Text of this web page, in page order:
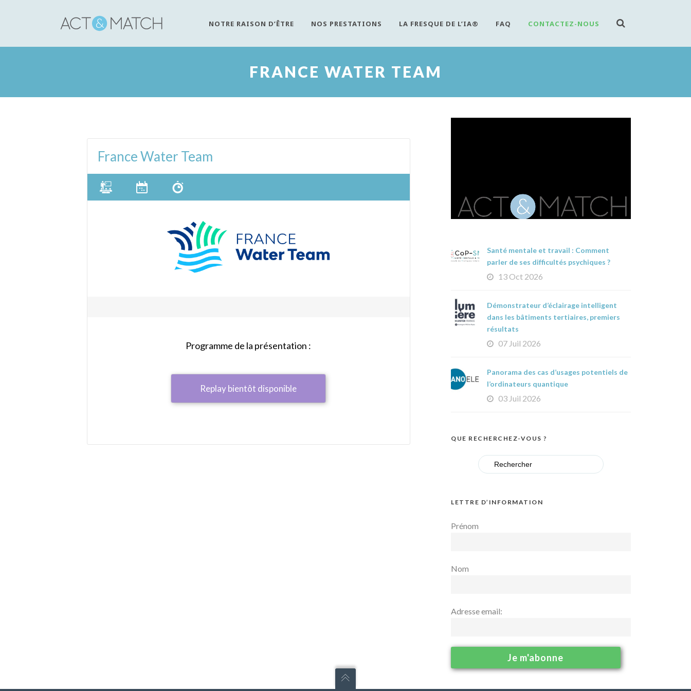
NOTRE RAISON D’ÊTRE NOS PRESTATIONS LA FRESQUE DE L’IA® FAQ CONTACTEZ-NOUS
FRANCE WATER TEAM
France Water Team
Programme de la présentation :
Replay bientôt disponible
Santé mentale et travail : Comment
parler de ses difficultés psychiques ?
13 Oct 2026
Démonstrateur d’éclairage intelligent
dans les bâtiments tertiaires, premiers
résultats
07 Juil 2026
Panorama des cas d’usages potentiels de
l’ordinateurs quantique
03 Juil 2026
QUE RECHERCHEZ-VOUS ?
Search
for:
LETTRE D’INFORMATION
Prénom
Nom
Adresse email: